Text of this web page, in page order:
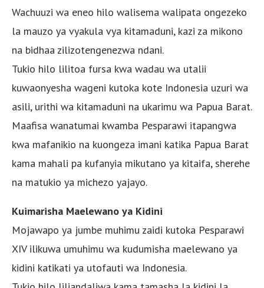
Wachuuzi wa eneo hilo walisema walipata ongezeko
la mauzo ya vyakula vya kitamaduni, kazi za mikono
na bidhaa zilizotengenezwa ndani.
Tukio hilo lilitoa fursa kwa wadau wa utalii
kuwaonyesha wageni kutoka kote Indonesia uzuri wa
asili, urithi wa kitamaduni na ukarimu wa Papua Barat.
Maafisa wanatumai kwamba Pesparawi itapangwa
kwa mafanikio na kuongeza imani katika Papua Barat
kama mahali pa kufanyia mikutano ya kitaifa, sherehe
na matukio ya michezo yajayo.
Kuimarisha Maelewano ya Kidini
Mojawapo ya jumbe muhimu zaidi kutoka Pesparawi
XIV ilikuwa umuhimu wa kudumisha maelewano ya
kidini katikati ya utofauti wa Indonesia.